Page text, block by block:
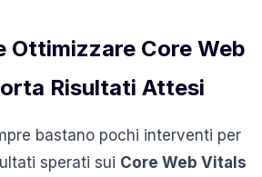
Ottimizzare Core Web
Risultati Attesi
bastano pochi interventi per
sperati sui Core Web Vitals